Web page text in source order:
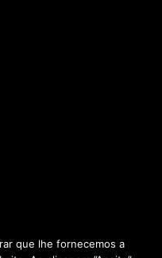
que lhe fornecemos a